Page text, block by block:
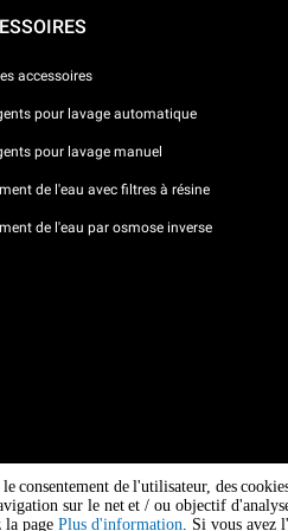
accessoires
pour lavage automatique
pour lavage manuel
de l'eau avec filtres à résine
de l'eau par osmose inverse
n °
/ CF
consentement de l'utilisateur, des
sur le net et / ou objectif
la pagePlus d'information. Si vous avez